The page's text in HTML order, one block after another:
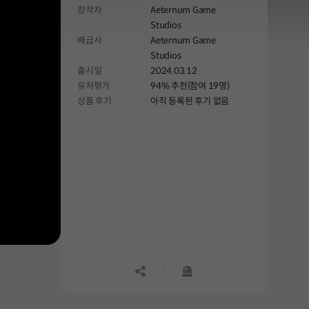
장비를 더욱 강력하게 만들고 월드의
특성도 강화해 보세요.
창작자
Aeternum Game
Studios
배급사
Aeternum Game
Studios
출시일
2024.03.12
유저평가
94% 추천(참여 19명)
상품 후기
아직 등록된 후기 없음
공유하기신고하기